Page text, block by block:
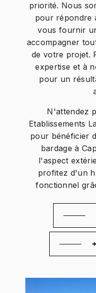
priorité. Nous
pour répondre
vous fournir
accompagner
de votre projet.
expertise et à
pour un
N'attendez
Etablissements
pour bénéficier
bardage à
l'aspect
profitez d'un
fonctionnel